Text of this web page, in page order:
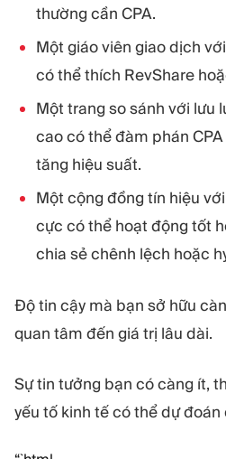
thường cần CPA.
Một giáo viên giao dịch
có thể thích RevShare
Một trang so sánh với lưu
cao có thể đàm phán
tăng hiệu suất.
Một cộng đồng tín hiệu
cực có thể hoạt động tốt
chia sẻ chênh lệch hoặc
Độ tin cậy mà bạn sở hữu
quan tâm đến giá trị lâu dài.
Sự tin tưởng bạn có càng ít,
yếu tố kinh tế có thể dự